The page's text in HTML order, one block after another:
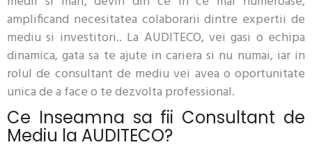
amplificand necesitatea colaborarii dintre expertii de
mediu si investitori.. La AUDITECO, vei gasi o echipa
dinamica, gata sa te ajute in cariera si nu numai, iar in
rolul de consultant de mediu vei avea o oportunitate
unica de a face o te dezvolta professional.
Ce Inseamna sa fii Consultant de
Mediu la AUDITECO?